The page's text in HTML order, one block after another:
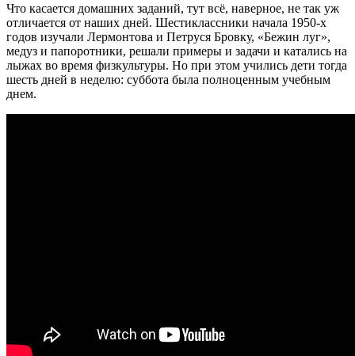
Что касается домашних заданий, тут всё, наверное, не так уж
отличается от наших дней. Шестиклассники начала 1950-х
годов изучали Лермонтова и Петруся Бровку, «Бежин луг»,
медуз и папоротники, решали примеры и задачи и катались на
лыжах во время физкультуры. Но при этом учились дети тогда
шесть дней в неделю: суббота была полноценным учебным
днем.